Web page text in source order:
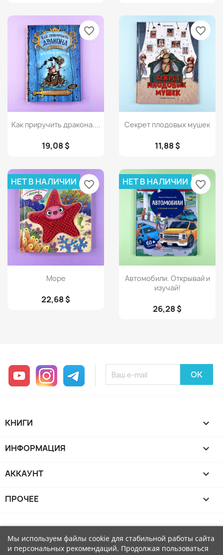
Просмотр
Как приручить дракона....
19,08 $
favorite_border
Просмотр
Секрет плодовых мушек
11,88 $
favorite_border
Просмотр
Море
22,68 $
НЕТ В НАЛИЧИИ favorite_border
Просмотр
Автомобили. Открывай и
изучай!
26,28 $
НЕТ В НАЛИЧИИ favorite_border
YouTube InstagramTelegram
КНИГИ 
ИНФОРМАЦИЯ 
АККАУНТ 
ПРОЧЕЕ 
Мы используем файлы cookie для стабильной работы сайта
и персональных рекомендаций. Продолжая пользоваться